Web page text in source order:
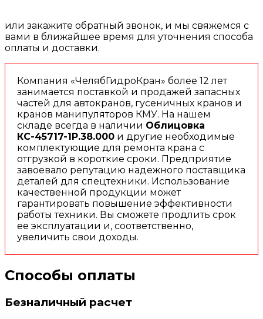
или закажите обратный звонок, и мы свяжемся с
вами в ближайшее время для уточнения способа
оплаты и доставки.
Компания «ЧелябГидроКран» более 12 лет
занимается поставкой и продажей запасных
частей для автокранов, гусеничных кранов и
кранов манипуляторов КМУ. На нашем
складе всегда в наличии Облицовка
КС-45717-1Р.38.000 и другие необходимые
комплектующие для ремонта крана с
отгрузкой в короткие сроки. Предприятие
завоевало репутацию надежного поставщика
деталей для спецтехники. Использование
качественной продукции может
гарантировать повышение эффективности
работы техники. Вы сможете продлить срок
ее эксплуатации и, соответственно,
увеличить свои доходы.
Способы оплаты
Безналичный расчет